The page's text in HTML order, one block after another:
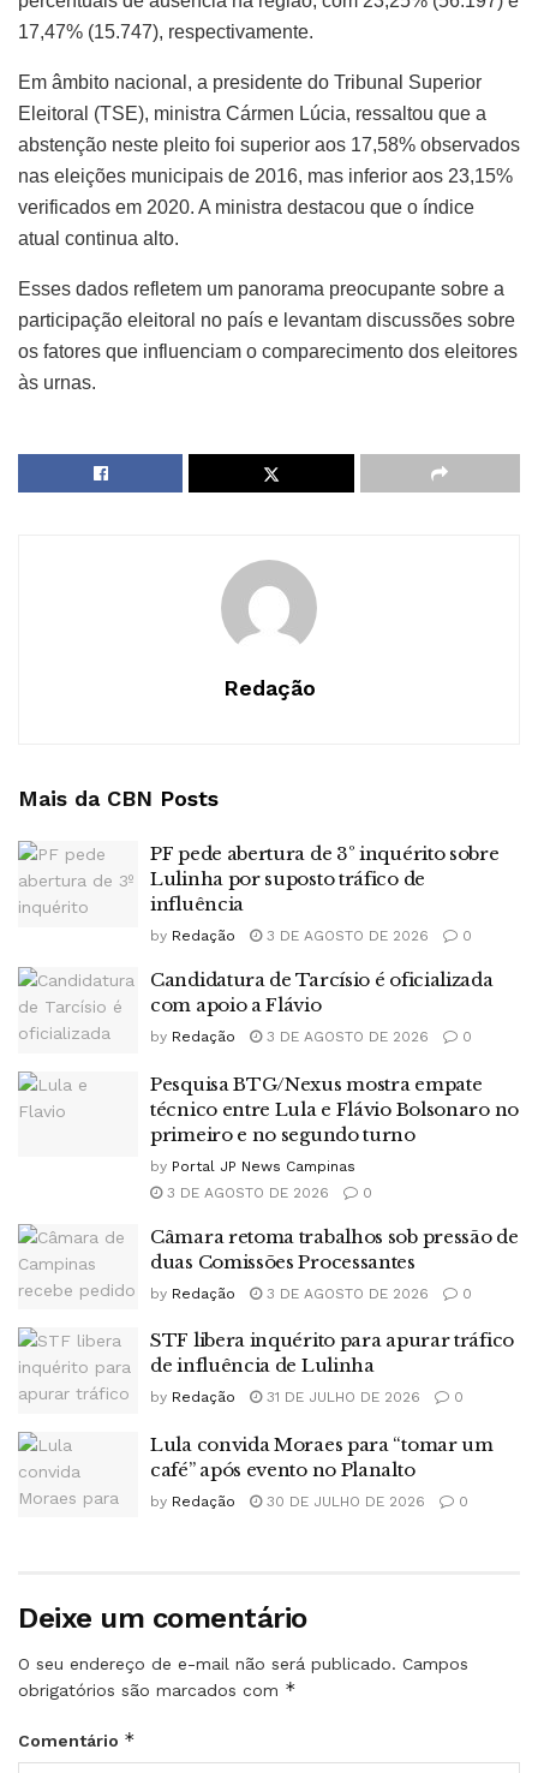
17,47% (15.747), respectivamente.
Em âmbito nacional, a presidente do Tribunal Superior
Eleitoral (TSE), ministra Cármen Lúcia, ressaltou que a
abstenção neste pleito foi superior aos 17,58% observados
nas eleições municipais de 2016, mas inferior aos 23,15%
verificados em 2020. A ministra destacou que o índice
atual continua alto.
Esses dados refletem um panorama preocupante sobre a
participação eleitoral no país e levantam discussões sobre
os fatores que influenciam o comparecimento dos eleitores
às urnas.
Redação
Mais da CBN Posts
PF pede abertura de 3º inquérito sobre
Lulinha por suposto tráfico de
influência
by Redação 3 DE AGOSTO DE 2026 0
Candidatura de Tarcísio é oficializada
com apoio a Flávio
by Redação 3 DE AGOSTO DE 2026 0
Pesquisa BTG/Nexus mostra empate
técnico entre Lula e Flávio Bolsonaro no
primeiro e no segundo turno
by Portal JP News Campinas
3 DE AGOSTO DE 2026
0
Câmara retoma trabalhos sob pressão de
duas Comissões Processantes
by Redação 3 DE AGOSTO DE 2026 0
STF libera inquérito para apurar tráfico
de influência de Lulinha
by Redação 31 DE JULHO DE 2026 0
Lula convida Moraes para “tomar um
café” após evento no Planalto
by Redação 30 DE JULHO DE 2026 0
Deixe um comentário
O seu endereço de e-mail não será publicado. Campos
obrigatórios são marcados com *
Comentário *